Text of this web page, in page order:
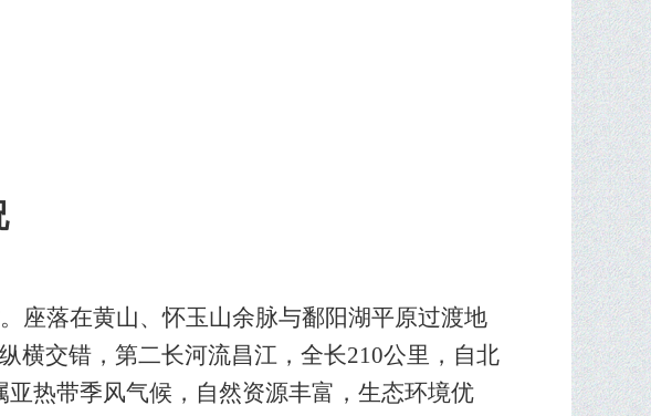
座落在黄山、怀玉山余脉与鄱阳湖平原过渡地
横交错，第二长河流昌江，全长210公里，自北
热带季风气候，自然资源丰富，生态环境优